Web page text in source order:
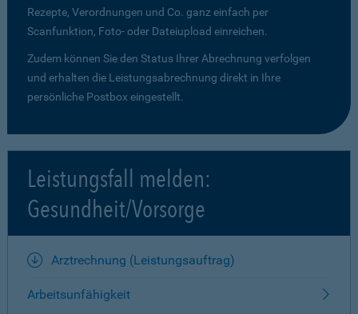
Rezepte, Verordnungen und Co. ganz einfach per
Scanfunktion, Foto- oder Dateiupload einreichen.
Zudem können Sie den Status Ihrer Abrechnung verfolgen
und erhalten die Leistungsabrechnung direkt in Ihre
persönliche Postbox eingestellt.
Leistungsfall melden:
Gesundheit/Vorsorge
Arztrechnung (Leistungsauftrag)
Arbeitsunfähigkeit